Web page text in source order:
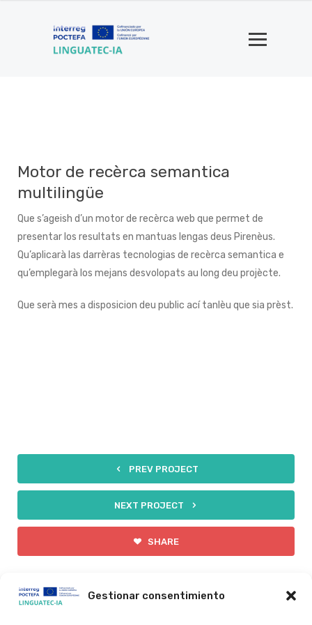
Gestionar consentimiento
Motor de recèrca semantica
multilingüe
Que s’ageish d’un motor de recèrca web que permet de
presentar los resultats en mantuas lengas deus Pirenèus.
Qu’aplicarà las darrèras tecnologias de recèrca semantica e
qu’emplegarà los mejans desvolopats au long deu projècte.
Que serà mes a disposicion deu public ací tanlèu que sia prèst.
PREV PROJECT
NEXT PROJECT
SHARE